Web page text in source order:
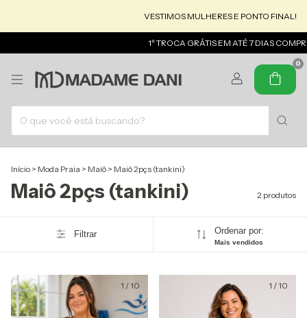
VESTIMOS MULHERES E PONTO FINAL!
1º TROCA GRÁTIS EM ATÉ 7 DIAS
0
Início > Moda Praia > Maiô > Maiô 2pçs (tankini)
Maiô 2pçs (tankini) 2 produtos
Filtrar Ordenar por:
Mais vendidos
1 /10 1 /10